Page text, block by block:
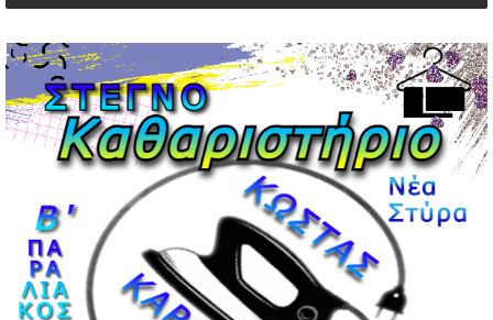
και Ολυμπιακού
02/05/2026 | 20:28
Περιστέρι: Ένταση μεταξύ ανηλίκων άφησε δύο
15χρονους τραυματίες
02/05/2026 | 18:56
Ηνωμένα Αραβικά Εμιράτα: Αίρουν τους περιορισμούς
στον εναέριο χώρο
02/05/2026 | 17:16
Η Αθηνά Λινού αφήνει ανοιχτό το ενδεχόμενο ένταξης
στον νέο πολιτικό φορέα Τσίπρα
02/05/2026 | 17:01